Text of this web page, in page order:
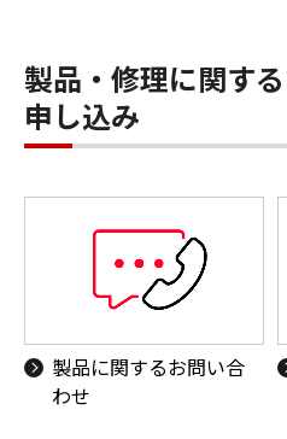
製品・修理に関す
申し込み
製品に関するお問い合
わせ